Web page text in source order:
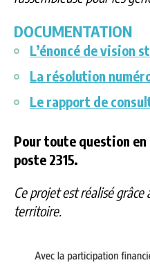
DOCUMENTATION
L’énoncé de vision
La résolution
Le rapport de
Pour toute question en
poste 2315.
Ce projet est réalisé
territoire.